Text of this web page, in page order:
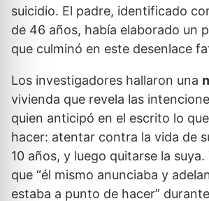
suicidio. El padre, identificado
de 46 años, había elaborado un
que culminó en este desenlace
Los investigadores hallaron una
vivienda que revela las
quien anticipó en el escrito lo
hacer: atentar contra la vida de
10 años, y luego quitarse la
que “él mismo anunciaba y
estaba a punto de hacer”